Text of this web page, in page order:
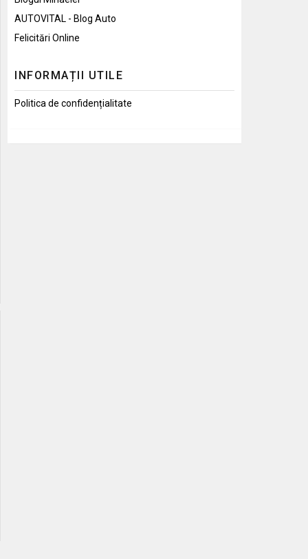
AUTOVITAL - Blog Auto
Felicitări Online
INFORMAȚII UTILE
Politica de confidențialitate